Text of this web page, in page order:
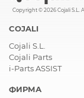
Copyright © 2026 Cojali S.L.
COJALI
Cojali S.L.
Cojali Parts
i-Parts ASSIST
ФИРМА